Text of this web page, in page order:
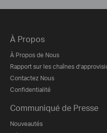
À Propos
À Propos de Nous
Rapport sur les chaînes
Contactez Nous
Confidentialité
Communiqué de Presse
Nouveautés